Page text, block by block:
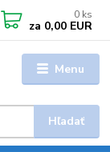
Menu
Hľadať
0 ks
za 0,00 EUR